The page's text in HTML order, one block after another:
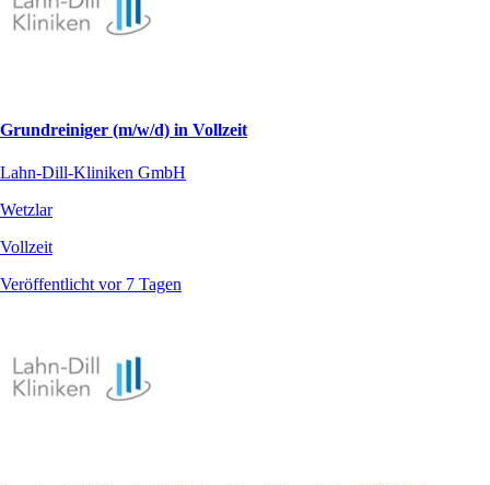
Grundreiniger (m/w/d) in Vollzeit
Lahn-Dill-Kliniken GmbH
Wetzlar
Vollzeit
Veröffentlicht vor 7 Tagen